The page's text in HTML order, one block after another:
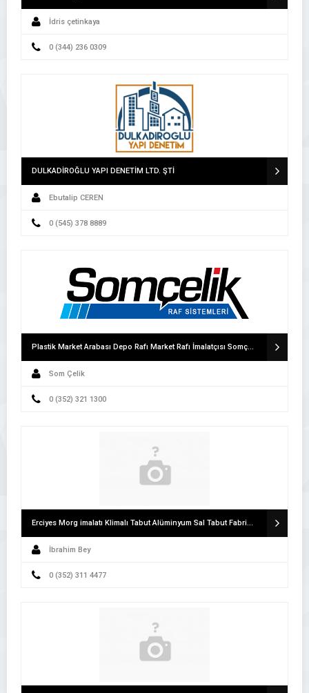
İdris çetinkaya
0 (344) 236 0309
DULKADİROĞLU YAPI DENETİM LTD. ŞTİ
Ebutalip CEREN
0 (545) 378 8889
Plastik Market Arabası Depo Rafı Market Rafı İmalatçısı Somçelik Raf Sanayi
Som Çelik
0 (352) 321 1300
Erciyes Morg imalatı Klimalı Tabut Alüminyum Sal Tabut Fabrikası
İbrahim Bey
0 (352) 311 4477